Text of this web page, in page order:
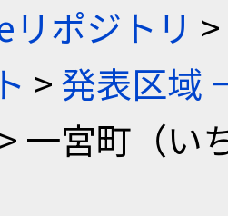
ポジトリ >
>発表区域
> 一宮町（い